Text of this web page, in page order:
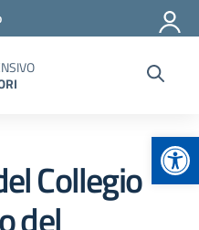
Collegio